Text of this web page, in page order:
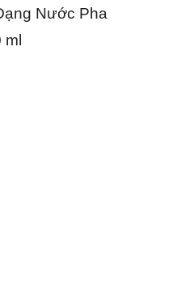
Pha